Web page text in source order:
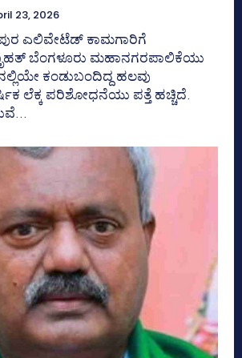
23, 2026
ಎಲಿವೇಟೆಡ್ ಕಾಮಗಾರಿಗೆ
ಬೆಂಗಳೂರು ಮಹಾನಗರಪಾಲಿಕೆಯು
ಕಂಡುಬಂದಿದ್ದ ಹಲವು
ಲೆಕ್ಕ ಪರಿಶೋಧನೆಯು ಪತ್ತೆ ಹಚ್ಚಿದೆ.